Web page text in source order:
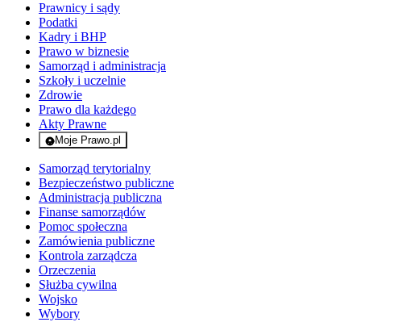
Prawnicy i sądy
Podatki
Kadry i BHP
Prawo w biznesie
Samorząd i administracja
Szkoły i uczelnie
Zdrowie
Prawo dla każdego
Akty Prawne
Moje Prawo.pl
- rejestracja i logowanie do serwisu
Samorząd terytorialny
Bezpieczeństwo publiczne
Administracja publiczna
Finanse samorządów
Pomoc społeczna
Zamówienia publiczne
Kontrola zarządcza
Orzeczenia
Służba cywilna
Wojsko
Wybory